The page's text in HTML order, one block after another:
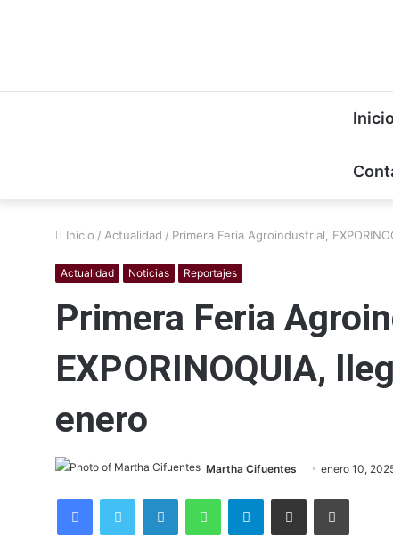
Inicio / Actualidad / Primera Feria Agroindustrial,
Actualidad Noticias Reportajes
Primera Feria
EXPORINOQUIA,
enero
Martha Cifuentes enero 10,
FacebookTwitter LinkedInWhatsAppTelegramCompartir por correo electrónicoImprimir